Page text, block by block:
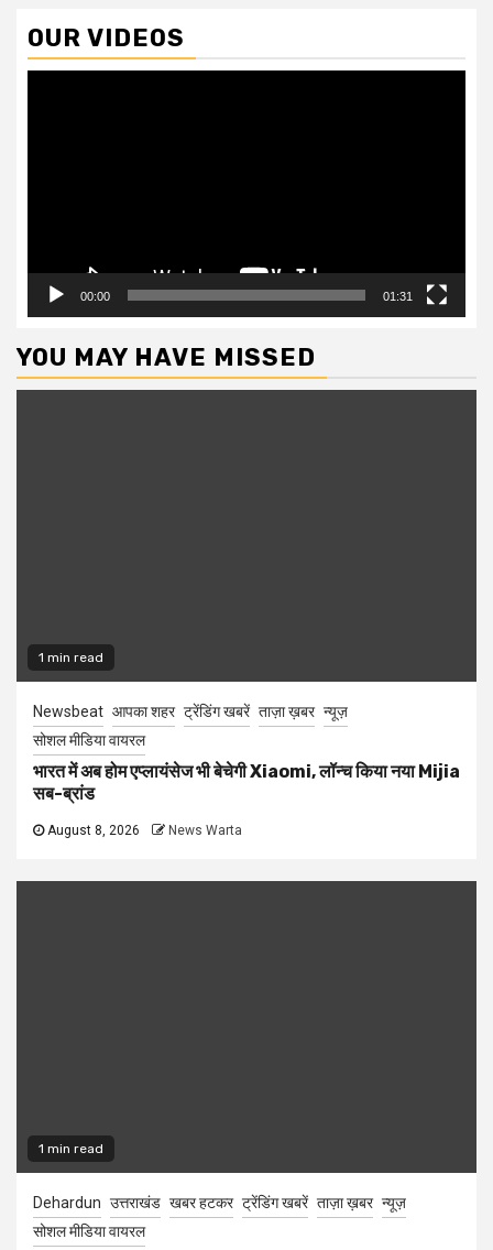
OUR VIDEOS
00:00 01:31
YOU MAY HAVE MISSED
1 min read
Newsbeat आपका शहर ट्रेंडिंग खबरें ताज़ा ख़बर न्यूज़
सोशल मीडिया वायरल
भारत में अब होम एप्लायंसेज भी बेचेगी Xiaomi, लॉन्च किया नया Mijia
सब-ब्रांड
August 8, 2026 News Warta
1 min read
Dehardun उत्तराखंड खबर हटकर ट्रेंडिंग खबरें ताज़ा ख़बर न्यूज़
सोशल मीडिया वायरल